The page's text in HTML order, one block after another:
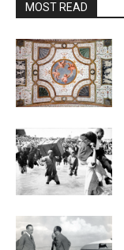
MOST READ